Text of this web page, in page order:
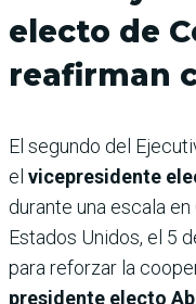
electo de
reafirman
El segundo del
el vicepresidente
durante una escala
Estados Unidos, el 5
para reforzar la
presidente electo